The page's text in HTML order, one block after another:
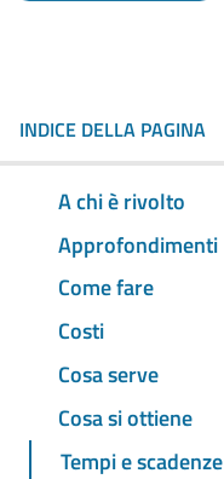
INDICE DELLA PAGINA
A chi è rivolto
Approfondimenti
Come fare
Costi
Cosa serve
Cosa si ottiene
Tempi e scadenze